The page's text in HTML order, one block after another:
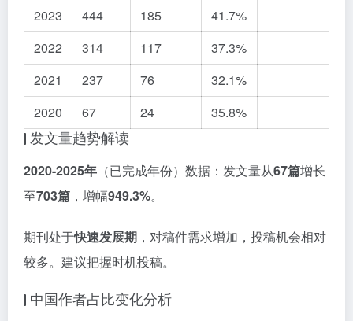
2023
444 185
41.7%
2022
314 117
37.3%
2021
237 76
32.1%
2020
67 24 35.8%
发文量趋势解读
2020-2025年 （已完成年份）数据：发文量从67篇增长
至703篇 ，增幅949.3%。
期刊处于快速发展期 ，对稿件需求增加，投稿机会相对
较多。建议把握时机投稿。
中国作者占比变化分析